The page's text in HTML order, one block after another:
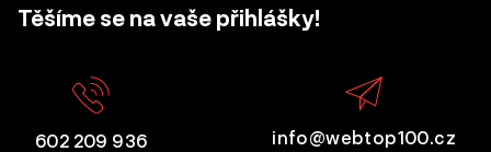
Těšíme se na vaše přihlášky!
602 209 936 info@webtop100.cz